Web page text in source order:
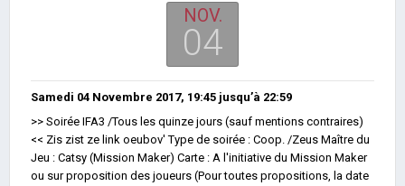
NOV.
04
Samedi 04 Novembre 2017, 19:45 jusqu’à 22:59
>> Soirée IFA3 /Tous les quinze jours (sauf mentions contraires)
<< Zis zist ze link oeubov' Type de soirée : Coop. /Zeus Maître du
Jeu : Catsy (Mission Maker) Carte : A l'initiative du Mission Maker
ou sur proposition des joueurs (Pour toutes propositions, la date